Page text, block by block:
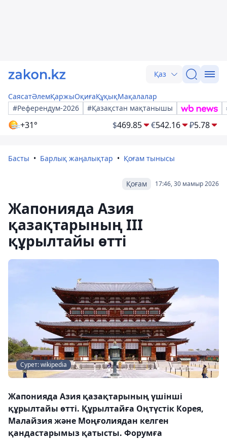
Қаз
СаясатӘлемҚаржыОқиғаҚұқықМақалалар
#Референдум-2026
#Қазақстан мақтанышы
+31° $469.85 €542.16 ₽5.78
Басты Барлық жаңалықтар Қоғам тынысы
17:46, 30 мамыр 2026
Қоғам
Жапонияда Азия
қазақтарының ІІІ
құрылтайы өтті
Сурет: wikipedia
Жапонияда Азия қазақтарының үшінші
құрылтайы өтті. Құрылтайға Оңтүстік Корея,
Малайзия және Моңғолиядан келген
қандастарымыз қатысты. Форумға